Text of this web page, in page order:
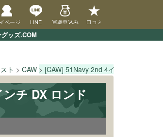
ッズ.COM
ページ LINE 買取申込み 口コミ
ト CAW [CAW] 51Navy 2nd 4インチ DX ロン
チ DX ロンド